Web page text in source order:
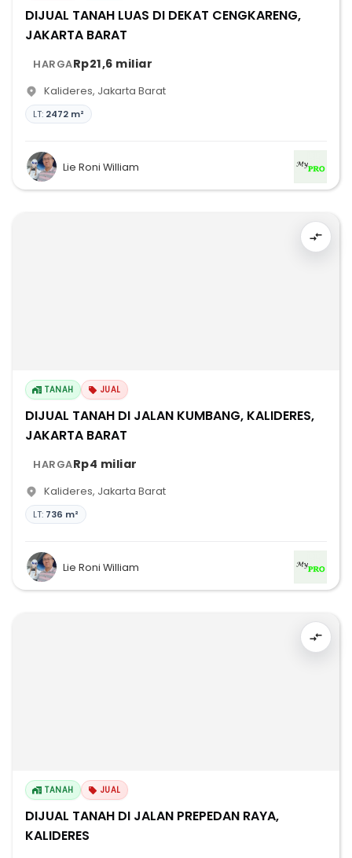
DIJUAL TANAH LUAS DI DEKAT CENGKARENG,
JAKARTA BARAT
HARGARp21,6 miliar
Kalideres, Jakarta Barat
LT: 2472 m²
Lie Roni William
TANAH JUAL
DIJUAL TANAH DI JALAN KUMBANG, KALIDERES,
JAKARTA BARAT
HARGARp4 miliar
Kalideres, Jakarta Barat
LT: 736 m²
Lie Roni William
TANAH JUAL
DIJUAL TANAH DI JALAN PREPEDAN RAYA,
KALIDERES